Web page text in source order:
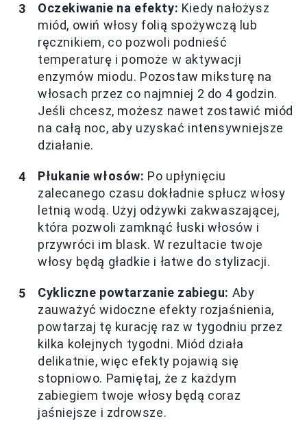
Oczekiwanie na efekty: Kiedy nałożysz
miód, owiń włosy folią spożywczą lub
ręcznikiem, co pozwoli podnieść
temperaturę i pomoże w aktywacji
enzymów miodu. Pozostaw miksturę na
włosach przez co najmniej 2 do 4 godzin.
Jeśli chcesz, możesz nawet zostawić miód
na całą noc, aby uzyskać intensywniejsze
działanie.
Płukanie włosów: Po upłynięciu
zalecanego czasu dokładnie spłucz włosy
letnią wodą. Użyj odżywki zakwaszającej,
która pozwoli zamknąć łuski włosów i
przywróci im blask. W rezultacie twoje
włosy będą gładkie i łatwe do stylizacji.
Cykliczne powtarzanie zabiegu: Aby
zauważyć widoczne efekty rozjaśnienia,
powtarzaj tę kurację raz w tygodniu przez
kilka kolejnych tygodni. Miód działa
delikatnie, więc efekty pojawią się
stopniowo. Pamiętaj, że z każdym
zabiegiem twoje włosy będą coraz
jaśniejsze i zdrowsze.